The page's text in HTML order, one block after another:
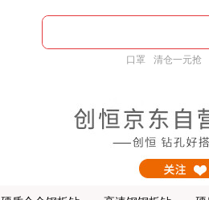
口罩 清仓一元抢